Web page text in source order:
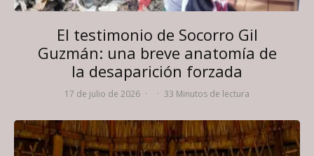
El testimonio de Socorro Gil
Guzmán: una breve anatomía de
la desaparición forzada
17 de julio de 2026 · · 33 Minutos de lectura